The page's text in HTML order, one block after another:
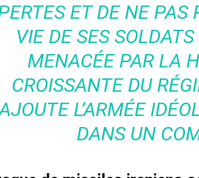
ET DE NE PAS
VIE DE SES
MENACÉE PAR LA
CROISSANTE DU
L’ARMÉE
DANS UN